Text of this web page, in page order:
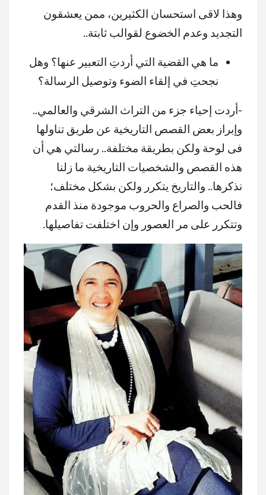
وهذا لاقى استحسان الكثيرين، ممن يعشقون
التجديد وعدم الخضوع لقوالب ثابتة..
ما هي القضية التي أردتِ التعبير عنها؟ وهل
نجحتِ في إلقاء الضوء وتوصيل الرسالة؟
-أردت إحياء جزء من التراث الشرقي والعالمي..
وإبراز بعض القصص التاريخية عن طريق تناولها
فى لوحة ولكن بطريقة مختلفة.. رسالتي هي أن
هذه القصص والشخصيات التاريخية ما زلنا
نذكرها.. والتاريخ يتكرر ولكن بشكل مختلف؛
فالحب والصراع والحروب موجودة منذ القدم
وتتكرر على مر العصور وإن اختلفت تفاصيلها.